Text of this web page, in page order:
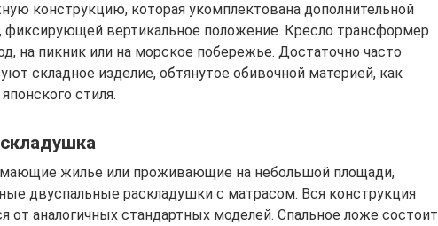
конструкцию, которая укомплектована дополнительной
вертикальное положение. Кресло трансформер
на пикник или на морское побережье. Достаточно часто
складное изделие, обтянутое обивочной материей, как
стиля.
жилье или проживающие на небольшой площади,
двуспальные раскладушки с матрасом. Вся конструкция
от аналогичных стандартных моделей. Спальное ложе состоит